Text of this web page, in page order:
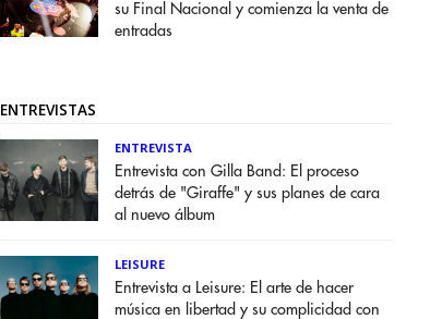
su Final Nacional y comienza la venta de
entradas
ENTREVISTAS
ENTREVISTA
Entrevista con Gilla Band: El proceso
detrás de "Giraffe" y sus planes de cara
al nuevo álbum
LEISURE
Entrevista a Leisure: El arte de hacer
música en libertad y su complicidad con